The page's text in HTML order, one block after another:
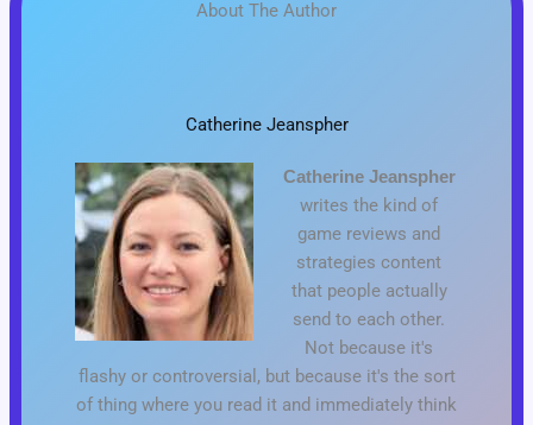
About The Author
Catherine Jeanspher
Catherine Jeanspher
writes the kind of
game reviews and
strategies content
that people actually
send to each other.
Not because it's
flashy or controversial, but because it's the sort
of thing where you read it and immediately think